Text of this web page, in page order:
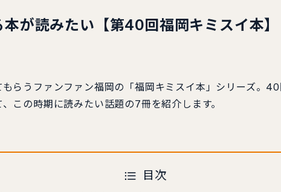
が読みたい【第40回福岡キミスイ本】
らうファンファン福岡の「福岡キミスイ本」シリーズ。
この時期に読みたい話題の7冊を紹介します。
目次